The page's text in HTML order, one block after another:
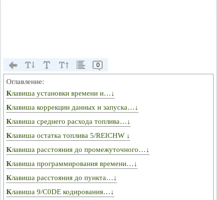
0
Оглавление:
Клавиша установки времени и…↓
Клавиша коррекции данных и запуска…↓
Клавиша среднего расхода топлива…↓
Клавиша остатка топлива 5/REICHW ↓
Клавиша расстояния до промежуточного…↓
Клавиша программирования времени…↓
Клавиша расстояния до пункта…↓
Клавиша 9/C0DE кодирования…↓